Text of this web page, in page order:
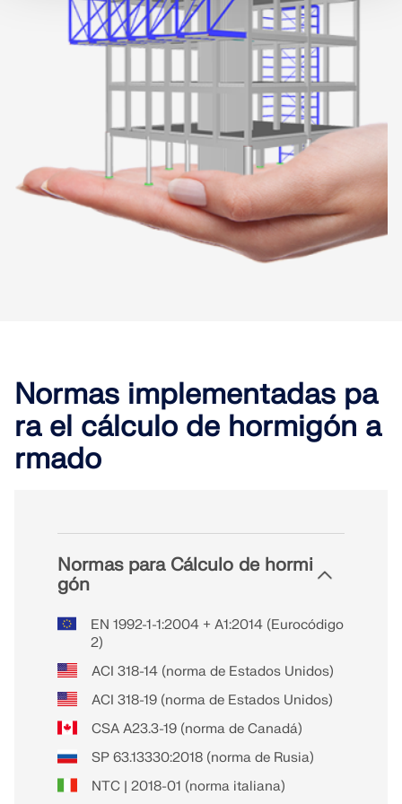
Normas implementadas pa
ra el cálculo de hormigón a
rmado
Normas para Cálculo de hormi
gón
EN 1992-1-1:2004 + A1:2014 (Eurocódigo
2)
ACI 318-14 (norma de Estados Unidos)
ACI 318-19 (norma de Estados Unidos)
CSA A23.3-19 (norma de Canadá)
SP 63.13330:2018 (norma de Rusia)
NTC | 2018-01 (norma italiana)